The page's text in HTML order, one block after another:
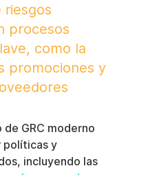
riesgos
procesos
como la
promociones y
de GRC moderno
políticas y
incluyendo las